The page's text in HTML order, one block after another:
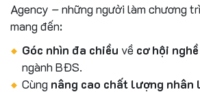
Agency – những người làm chương
mang đến:
Góc nhìn đa chiều về cơ hội
ngành BĐS.
Cùng nâng cao chất lượng nhân